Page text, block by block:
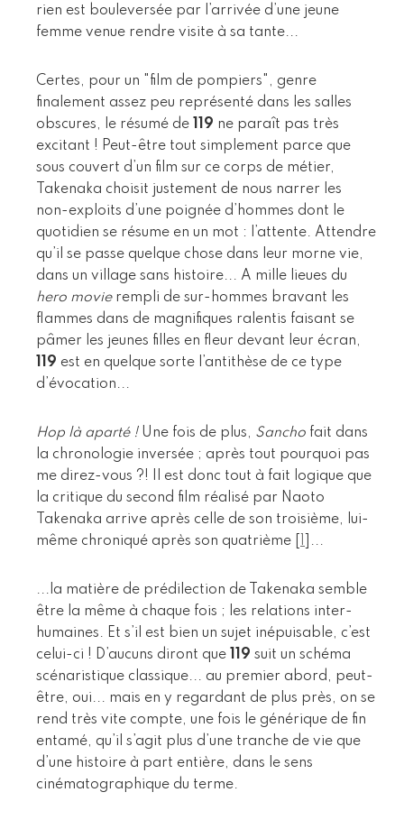
rien est bouleversée par l’arrivée d’une jeune
femme venue rendre visite à sa tante...
Certes, pour un "film de pompiers", genre
finalement assez peu représenté dans les salles
obscures, le résumé de
119 ne paraît pas très
excitant ! Peut-être tout simplement parce que
sous couvert d’un film sur ce corps de métier,
Takenaka choisit justement de nous narrer les
non-exploits d’une poignée d’hommes dont le
quotidien se résume en un mot : l’attente. Attendre
qu’il se passe quelque chose dans leur morne vie,
dans un village sans histoire... A mille lieues du
hero movierempli de sur-hommes bravant les
flammes dans de magnifiques ralentis faisant se
pâmer les jeunes filles en fleur devant leur écran,
119 est en quelque sorte l’antithèse de ce type
d’évocation...
Hop là aparté !Une fois de plus, Sancho fait dans
la chronologie inversée ; après tout pourquoi pas
me direz-vous ?! Il est donc tout à fait logique que
la critique du second film réalisé par Naoto
Takenaka arrive après celle de son troisième, lui-
même chroniqué après son quatrième
...
...la matière de prédilection de Takenaka semble
être la même à chaque fois ; les relations inter-
humaines. Et s’il est bien un sujet inépuisable, c’est
celui-ci ! D’aucuns diront que
119 suit un schéma
scénaristique classique... au premier abord, peut-
être, oui... mais en y regardant de plus près, on se
rend très vite compte, une fois le générique de fin
entamé, qu’il s’agit plus d’une tranche de vie que
d’une histoire à part entière, dans le sens
cinématographique du terme.